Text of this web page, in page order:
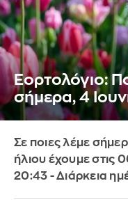
Εορτολόγιο:
σήμερα, 4
Σε ποιες λέμε
ήλιου έχουμε στις
20:43 - Διάρκεια